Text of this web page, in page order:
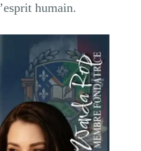
humain.